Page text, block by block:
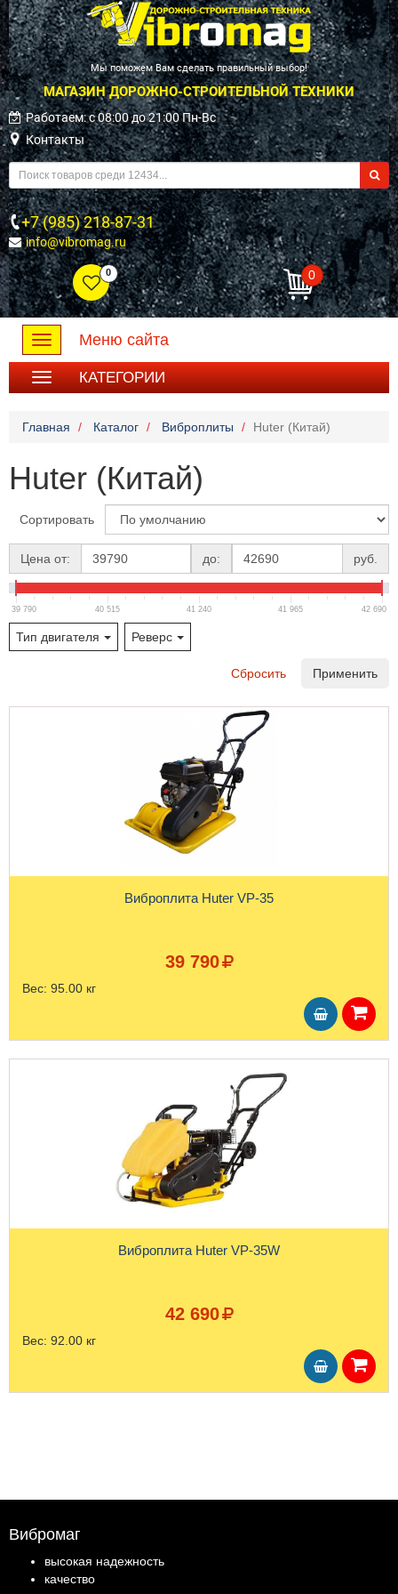
Мы поможем Вам сделать правильный выбор!
МАГАЗИН ДОРОЖНО-СТРОИТЕЛЬНОЙ ТЕХНИКИ
Работаем: c 08:00 до 21:00 Пн-Вс
Контакты
+7 (985) 218-87-31
info@vibromag.ru
0 0
Toggle
navigation
Меню сайта
КАТЕГОРИИ
Главная Каталог Виброплиты Huter (Китай)
Huter (Китай)
Сортировать
Цена от: до: руб.
39 790 40 515 41 240 41 965 42 690
Тип двигателя Реверс
Сбросить Применить
Виброплита Huter VP-35
39 790
Вес: 95.00 кг
Виброплита Huter VP-35W
42 690
Вес: 92.00 кг
Вибромаг
высокая надежность
качество